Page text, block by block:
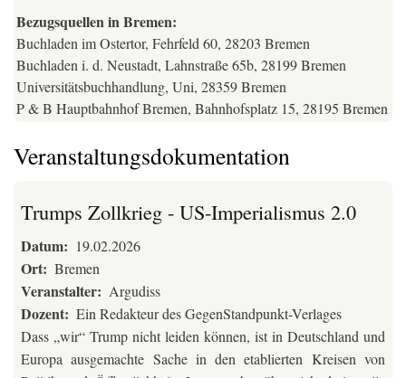
Bezugsquellen in Bremen:
Buchladen im Ostertor, Fehrfeld 60, 28203 Bremen
Buchladen i. d. Neustadt, Lahnstraße 65b, 28199 Bremen
Universitätsbuchhandlung, Uni, 28359 Bremen
P & B Hauptbahnhof Bremen, Bahnhofsplatz 15, 28195 Bremen
Veranstaltungsdokumentation
Trumps Zollkrieg - US-Imperialismus 2.0
Datum 19.02.2026
Ort Bremen
Veranstalter Argudiss
Dozent
Ein Redakteur des GegenStandpunkt-Verlages
Dass „wir“ Trump nicht leiden können, ist in Deutschland und
Europa ausgemachte Sache in den etablierten Kreisen von